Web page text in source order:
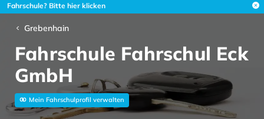
Fahrschule? Bitte hier klicken
Grebenhain
Fahrschule Fahrschul Eck
GmbH
Mein Fahrschulprofil verwalten